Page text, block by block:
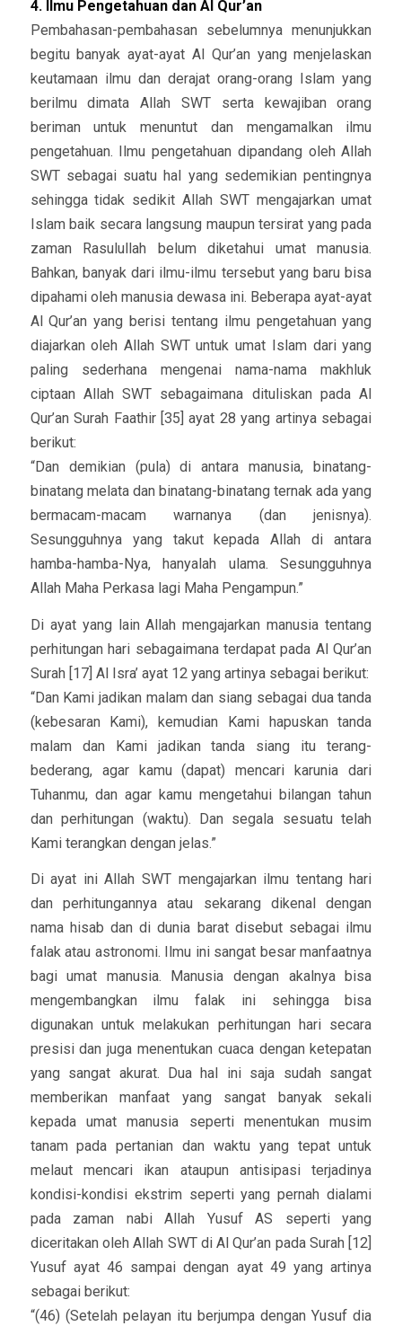
4. Ilmu Pengetahuan dan Al Qur’an
Pembahasan-pembahasan sebelumnya menunjukkan
begitu banyak ayat-ayat Al Qur’an yang menjelaskan
keutamaan ilmu dan derajat orang-orang Islam yang
berilmu dimata Allah SWT serta kewajiban orang
beriman untuk menuntut dan mengamalkan ilmu
pengetahuan. Ilmu pengetahuan dipandang oleh Allah
SWT sebagai suatu hal yang sedemikian pentingnya
sehingga tidak sedikit Allah SWT mengajarkan umat
Islam baik secara langsung maupun tersirat yang pada
zaman Rasulullah belum diketahui umat manusia.
Bahkan, banyak dari ilmu-ilmu tersebut yang baru bisa
dipahami oleh manusia dewasa ini. Beberapa ayat-ayat
Al Qur’an yang berisi tentang ilmu pengetahuan yang
diajarkan oleh Allah SWT untuk umat Islam dari yang
paling sederhana mengenai nama-nama makhluk
ciptaan Allah SWT sebagaimana dituliskan pada Al
Qur’an Surah Faathir [35] ayat 28 yang artinya sebagai
berikut:
“Dan demikian (pula) di antara manusia, binatang-
binatang melata dan binatang-binatang ternak ada yang
bermacam-macam warnanya (dan jenisnya).
Sesungguhnya yang takut kepada Allah di antara
hamba-hamba-Nya, hanyalah ulama. Sesungguhnya
Allah Maha Perkasa lagi Maha Pengampun.”
Di ayat yang lain Allah mengajarkan manusia tentang
perhitungan hari sebagaimana terdapat pada Al Qur’an
Surah [17] Al Isra’ ayat 12 yang artinya sebagai berikut:
“Dan Kami jadikan malam dan siang sebagai dua tanda
(kebesaran Kami), kemudian Kami hapuskan tanda
malam dan Kami jadikan tanda siang itu terang-
bederang, agar kamu (dapat) mencari karunia dari
Tuhanmu, dan agar kamu mengetahui bilangan tahun
dan perhitungan (waktu). Dan segala sesuatu telah
Kami terangkan dengan jelas.”
Di ayat ini Allah SWT mengajarkan ilmu tentang hari
dan perhitungannya atau sekarang dikenal dengan
nama hisab dan di dunia barat disebut sebagai ilmu
falak atau astronomi. Ilmu ini sangat besar manfaatnya
bagi umat manusia. Manusia dengan akalnya bisa
mengembangkan ilmu falak ini sehingga bisa
digunakan untuk melakukan perhitungan hari secara
presisi dan juga menentukan cuaca dengan ketepatan
yang sangat akurat. Dua hal ini saja sudah sangat
memberikan manfaat yang sangat banyak sekali
kepada umat manusia seperti menentukan musim
tanam pada pertanian dan waktu yang tepat untuk
melaut mencari ikan ataupun antisipasi terjadinya
kondisi-kondisi ekstrim seperti yang pernah dialami
pada zaman nabi Allah Yusuf AS seperti yang
diceritakan oleh Allah SWT di Al Qur’an pada Surah [12]
Yusuf ayat 46 sampai dengan ayat 49 yang artinya
sebagai berikut:
“(46) (Setelah pelayan itu berjumpa dengan Yusuf dia